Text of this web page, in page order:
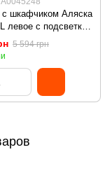
с шкафчиком Аляска
левое с подсветкой
5 594 грн